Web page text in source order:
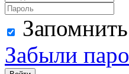
Забыли